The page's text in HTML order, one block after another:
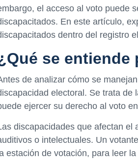
el acceso al voto puede
En este artículo,
dentro del registro
se
de analizar cómo se
electoral. Se trata de
ejercer su derecho al voto
discapacidades que afectan el
o intelectuales. Un
estación de votación, para leer